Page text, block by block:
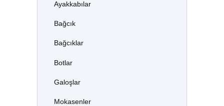
Ayakkabılar
Bağcık
Bağcıklar
Botlar
Galoşlar
Mokasenler